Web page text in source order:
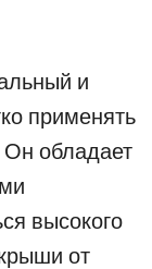
и
применять
Он обладает
высокого
от